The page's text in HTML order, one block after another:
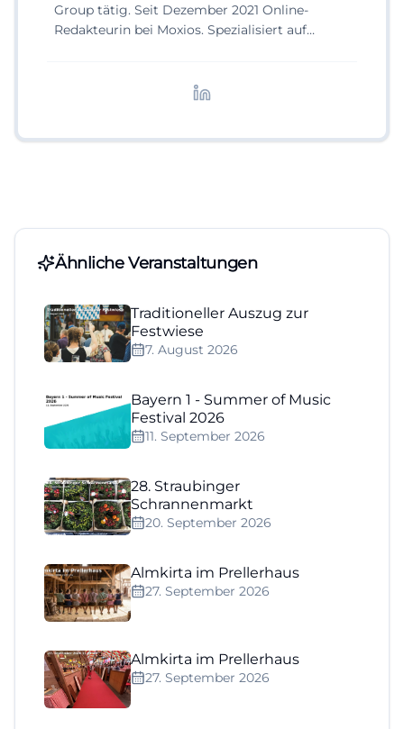
Group tätig. Seit Dezember 2021 Online-
Redakteurin bei Moxios. Spezialisiert auf
Ähnliche Veranstaltungen
Traditioneller Auszug zur
Festwiese
7. August 2026
Bayern 1 - Summer of Music
Festival 2026
11. September 2026
28. Straubinger
Schrannenmarkt
20. September 2026
Almkirta im Prellerhaus
27. September 2026
Almkirta im Prellerhaus
27. September 2026